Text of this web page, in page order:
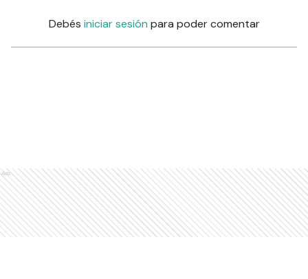
Debés iniciar sesión para poder comentar
Ads